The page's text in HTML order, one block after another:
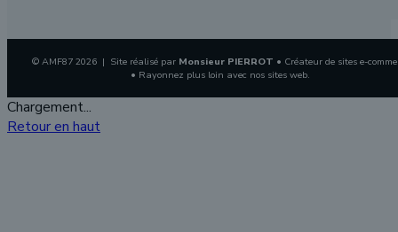
© AMF87 2026 | Site réalisé par Monsieur PIERROT • Créateur de sites e-
• Rayonnez plus loin avec nos sites web.
Chargement...
Retour en haut